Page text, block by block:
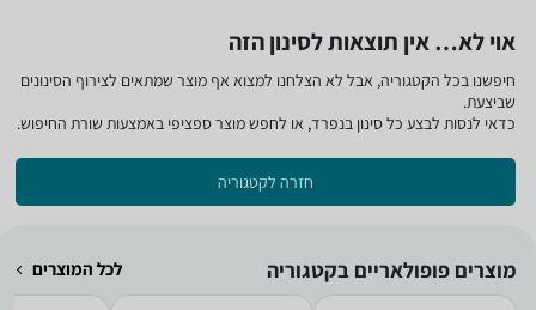
אוי לא… אין תוצאות לסינון הזה
חיפשנו בכל הקטגוריה, אבל לא הצלחנו למצוא אף מוצר שמתאים לצירוף הסינונים
שביצעת.
כדאי לנסות לבצע כל סינון בנפרד, או לחפש מוצר ספציפי באמצעות שורת החיפוש.
חזרה לקטגוריה
מוצרים פופולאריים בקטגוריה לכל המוצרים